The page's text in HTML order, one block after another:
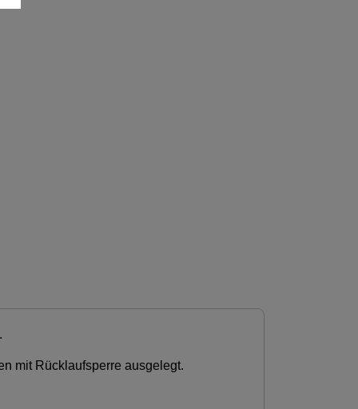
mit Rücklaufsperre ausgelegt.